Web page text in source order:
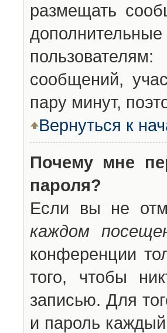
размещать
сообщений,
пару минут,
Вернуться к
Почему мне
пароля?
Если вы не
каждом
конференции
того, чтобы
записью. Для
и пароль